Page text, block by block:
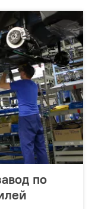
по